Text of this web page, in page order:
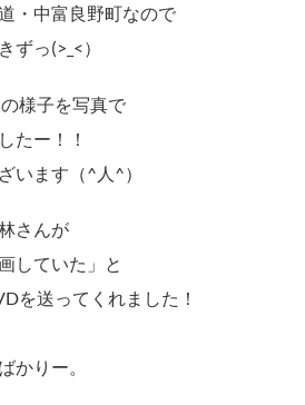
・中富良野町なので
ずっ(>_<）
様子を写真で
たー！！
います（^人^）
さんが
していた」と
を送ってくれました！
かりー。